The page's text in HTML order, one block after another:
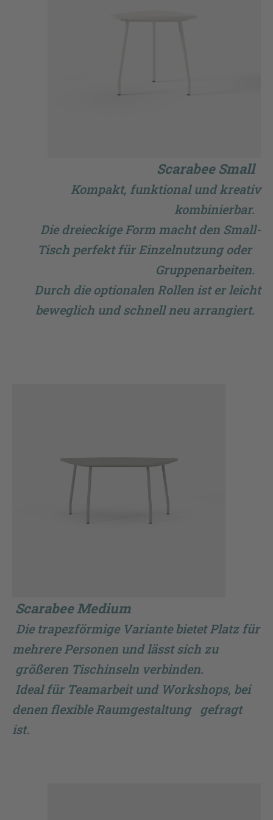
Scarabee Small
Kompakt, funktional und kreativ
kombinierbar.
Die dreieckige Form macht den Small-
Tisch perfekt für Einzelnutzung oder
Gruppenarbeiten.
Durch die optionalen Rollen ist er leicht
beweglich und schnell neu arrangiert.
Scarabee Medium
Die trapezförmige Variante bietet Platz für
mehrere Personen und lässt sich zu
größeren Tischinseln verbinden.
Ideal für Teamarbeit und Workshops, bei
denen flexible Raumgestaltung gefragt
ist.